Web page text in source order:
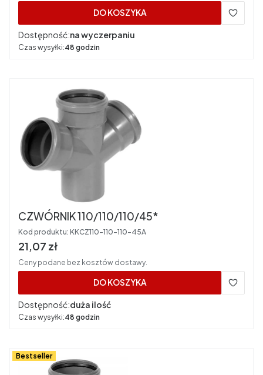
DO KOSZYKA
Dostępność:na wyczerpaniu
Czas wysyłki:48 godzin
CZWÓRNIK 110/110/110/45*
Kod produktu: KKCZ110-110-110-45A
Cena brutto
21,07 zł
Ceny podane bez kosztów dostawy.
DO KOSZYKA
Dostępność:duża ilość
Czas wysyłki:48 godzin
Bestseller